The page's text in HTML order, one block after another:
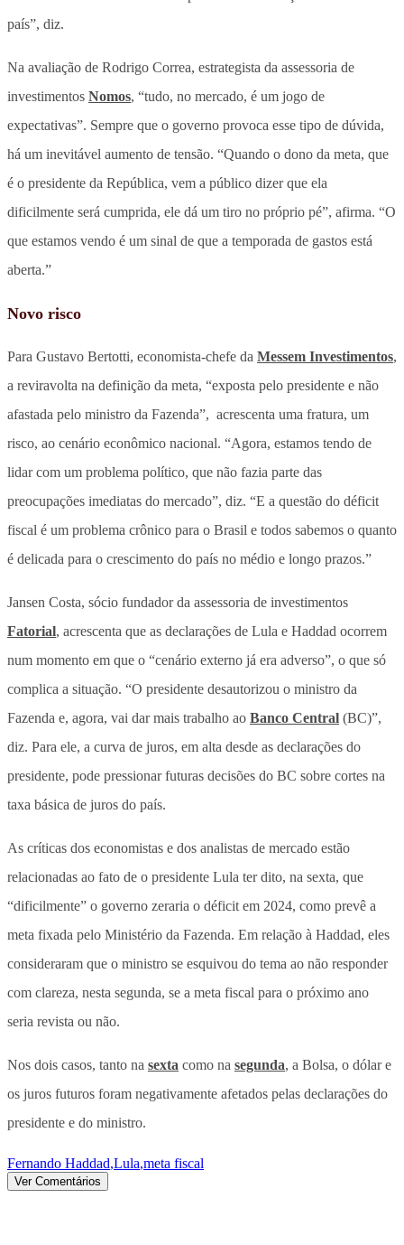
país”, diz.
Na avaliação de Rodrigo Correa, estrategista da assessoria de
investimentos Nomos, “tudo, no mercado, é um jogo de
expectativas”. Sempre que o governo provoca esse tipo de dúvida,
há um inevitável aumento de tensão. “Quando o dono da meta, que
é o presidente da República, vem a público dizer que ela
dificilmente será cumprida, ele dá um tiro no próprio pé”, afirma. “O
que estamos vendo é um sinal de que a temporada de gastos está
aberta.”
Novo risco
Para Gustavo Bertotti, economista-chefe da Messem Investimentos,
a reviravolta na definição da meta, “exposta pelo presidente e não
afastada pelo ministro da Fazenda”, acrescenta uma fratura, um
risco, ao cenário econômico nacional. “Agora, estamos tendo de
lidar com um problema político, que não fazia parte das
preocupações imediatas do mercado”, diz. “E a questão do déficit
fiscal é um problema crônico para o Brasil e todos sabemos o quanto
é delicada para o crescimento do país no médio e longo prazos.”
Jansen Costa, sócio fundador da assessoria de investimentos
Fatorial, acrescenta que as declarações de Lula e Haddad ocorrem
num momento em que o “cenário externo já era adverso”, o que só
complica a situação. “O presidente desautorizou o ministro da
Fazenda e, agora, vai dar mais trabalho ao Banco Central (BC)”,
diz. Para ele, a curva de juros, em alta desde as declarações do
presidente, pode pressionar futuras decisões do BC sobre cortes na
taxa básica de juros do país.
As críticas dos economistas e dos analistas de mercado estão
relacionadas ao fato de o presidente Lula ter dito, na sexta, que
“dificilmente” o governo zeraria o déficit em 2024, como prevê a
meta fixada pelo Ministério da Fazenda. Em relação à Haddad, eles
consideraram que o ministro se esquivou do tema ao não responder
com clareza, nesta segunda, se a meta fiscal para o próximo ano
seria revista ou não.
Nos dois casos, tanto na sexta como na segunda, a Bolsa, o dólar e
os juros futuros foram negativamente afetados pelas declarações do
presidente e do ministro.
Fernando Haddad,Lula,meta fiscal
Ver Comentários